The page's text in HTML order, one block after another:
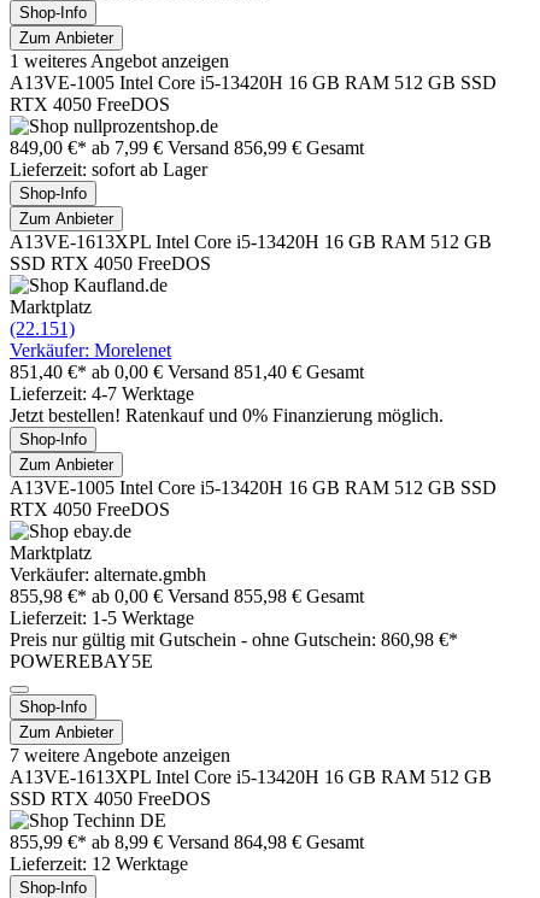
Shop-Info
Zum Anbieter
1 weiteres Angebot anzeigen
A13VE-1005 Intel Core i5-13420H 16 GB RAM 512 GB SSD
RTX 4050 FreeDOS
849,00 €* ab 7,99 € Versand 856,99 € Gesamt
Lieferzeit: sofort ab Lager
Shop-Info
Zum Anbieter
A13VE-1613XPL Intel Core i5-13420H 16 GB RAM 512 GB
SSD RTX 4050 FreeDOS
Marktplatz
(22.151)
Verkäufer: Morelenet
851,40 €* ab 0,00 € Versand 851,40 € Gesamt
Lieferzeit: 4-7 Werktage
Jetzt bestellen! Ratenkauf und 0% Finanzierung möglich.
Shop-Info
Zum Anbieter
A13VE-1005 Intel Core i5-13420H 16 GB RAM 512 GB SSD
RTX 4050 FreeDOS
Marktplatz
Verkäufer: alternate.gmbh
855,98 €* ab 0,00 € Versand 855,98 € Gesamt
Lieferzeit: 1-5 Werktage
Preis nur gültig mit Gutschein - ohne Gutschein: 860,98 €*
POWEREBAY5E
Shop-Info
Zum Anbieter
7 weitere Angebote anzeigen
A13VE-1613XPL Intel Core i5-13420H 16 GB RAM 512 GB
SSD RTX 4050 FreeDOS
855,99 €* ab 8,99 € Versand 864,98 € Gesamt
Lieferzeit: 12 Werktage
Shop-Info